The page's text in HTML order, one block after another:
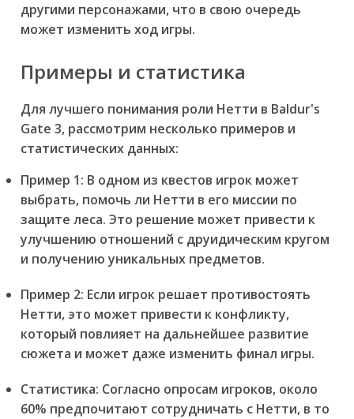
другими персонажами, что в свою очередь
может изменить ход игры.
Примеры и статистика
Для лучшего понимания роли Нетти в Baldur's
Gate 3, рассмотрим несколько примеров и
статистических данных:
Пример 1: В одном из квестов игрок может
выбрать, помочь ли Нетти в его миссии по
защите леса. Это решение может привести к
улучшению отношений с друидическим кругом
и получению уникальных предметов.
Пример 2: Если игрок решает противостоять
Нетти, это может привести к конфликту,
который повлияет на дальнейшее развитие
сюжета и может даже изменить финал игры.
Статистика: Согласно опросам игроков, около
60% предпочитают сотрудничать с Нетти, в то